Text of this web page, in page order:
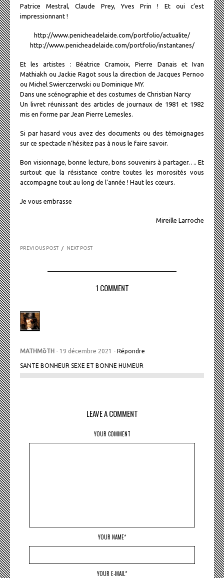
Patrice Mestral, Claude Prey, Yves Prin ! Et oui c’est
impressionnant !
http://www.penicheadelaide.com/portfolio/actualite/
http://www.penicheadelaide.com/portfolio/instantanes/
Et les artistes : Béatrice Cramoix, Pierre Danais et Ivan
Mathiakh ou Jackie Ragot sous la direction de Jacques Pernoo
ou Michel Swierczerwski ou Dominique MY.
Dans une scénographie et des costumes de Christian Narcy
Un livret réunissant des articles de journaux de 1981 et 1982
mis en forme par Jean Pierre Lemesles.
Si par hasard vous avez des documents ou des témoignages
sur ce spectacle n’hésitez pas à nous le faire savoir.
Bon visionnage, bonne lecture, bons souvenirs à partager…. Et
surtout que la résistance contre toutes les morosités vous
accompagne tout au long de l’année ! Haut les cœurs.
Je vous embrasse
Mireille Larroche
PREVIOUS POST / NEXT POST
1 COMMENT
MATHMöTH - 19 décembre 2021 - Répondre
SANTE BONHEUR SEXE ET BONNE HUMEUR
LEAVE A COMMENT
YOUR COMMENT
YOUR NAME*
YOUR E-MAIL*